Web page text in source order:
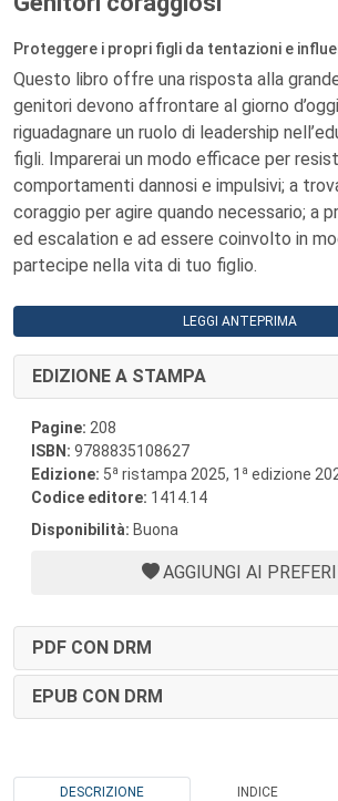
Proteggere i propri figli da tentazioni e
Questo libro offre una risposta alla
genitori devono affrontare al giorno
riguadagnare un ruolo di leadership
figli. Imparerai un modo efficace per
comportamenti dannosi e impulsivi; a
coraggio per agire quando necessario; a
ed escalation e ad essere coinvolto in
partecipe nella vita di tuo figlio.
LEGGI ANTEPRIMA
EDIZIONE A STAMPA
Pagine: 208
ISBN: 9788835108627
Edizione: 5a ristampa 2025, 1 a edizione
Codice editore: 1414.14
Disponibilità: Buona
AGGIUNGI AI
PDF CON DRM
EPUB CON DRM
DESCRIZIONE INDICE